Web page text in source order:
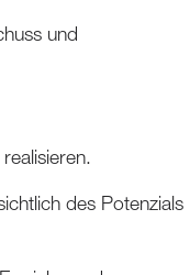
und
des Potenzials